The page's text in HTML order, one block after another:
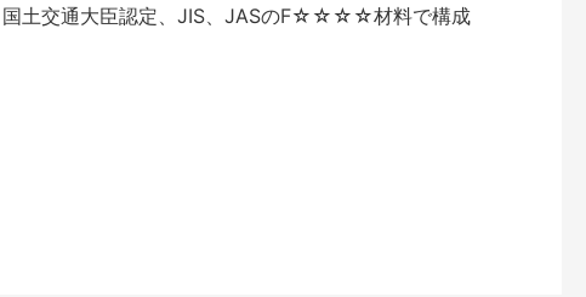
国土交通大臣認定、JIS、JASのF☆☆☆☆材料で構成